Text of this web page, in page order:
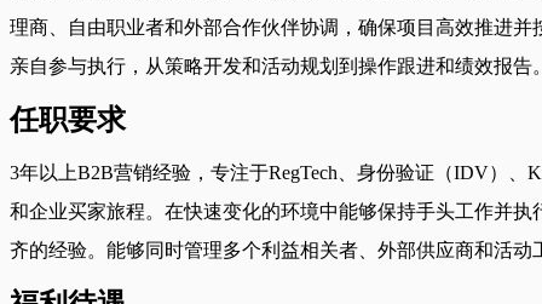
理商、自由职业者和外部合作伙伴协调，确保项目高效推进
亲自参与执行，从策略开发和活动规划到操作跟进和绩效报
任职要求
3年以上B2B营销经验，专注于RegTech、身份验证（IDV）
和企业买家旅程。在快速变化的环境中能够保持手头工作并
齐的经验。能够同时管理多个利益相关者、外部供应商和活